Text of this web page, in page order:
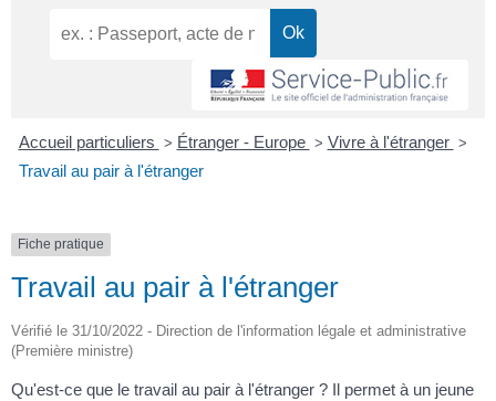
Accueil particuliers > Étranger - Europe > Vivre à l'étranger >
Travail au pair à l'étranger
Fiche pratique
Travail au pair à l'étranger
Vérifié le 31/10/2022 - Direction de l'information légale et administrative
(Première ministre)
Qu'est-ce que le travail au pair à l'étranger ? Il permet à un jeune